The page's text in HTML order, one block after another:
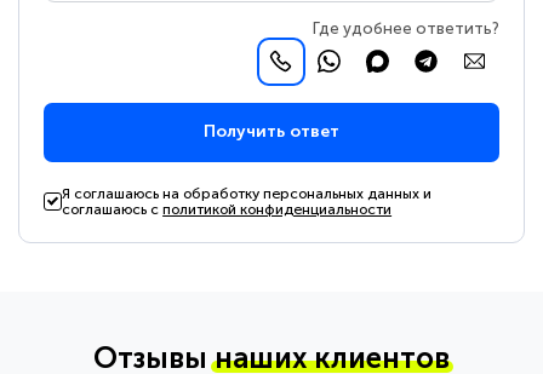
Где удобнее ответить?
Получить ответ
Я соглашаюсь на обработку персональных данных и
соглашаюсь сполитикой конфиденциальности
Отзывынаших клиентов